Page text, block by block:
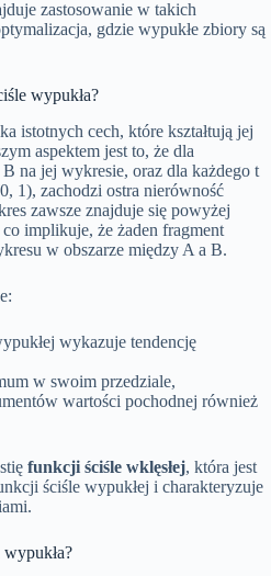
zastosowanie w takich
gdzie wypukłe zbiory są
wypukła?
istotnych cech, które kształtują jej
aspektem jest to, że dla
na jej wykresie, oraz dla każdego t
1), zachodzi ostra nierówność
zawsze znajduje się powyżej
implikuje, że żaden fragment
w obszarze między A a B.
wykazuje tendencję
w swoim przedziale,
wartości pochodnej również
funkcji ściśle wklęsłej, która jest
ściśle wypukłej i charakteryzuje